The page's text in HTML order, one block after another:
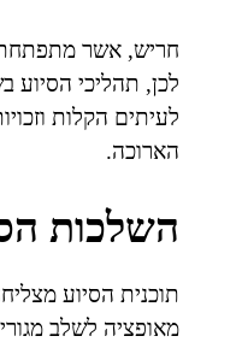
חריש, אשר מתפתחת
לכן, תהליכי הסיוע
לעיתים הקלות
הארוכה.
השלכות
תוכנית הסיוע
מאופציה לשלב